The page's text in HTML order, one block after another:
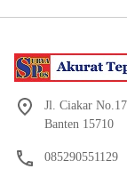
Jl. Ciakar
Banten 15710
085290551129